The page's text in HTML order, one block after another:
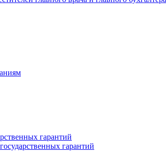
гарантий
гарантий